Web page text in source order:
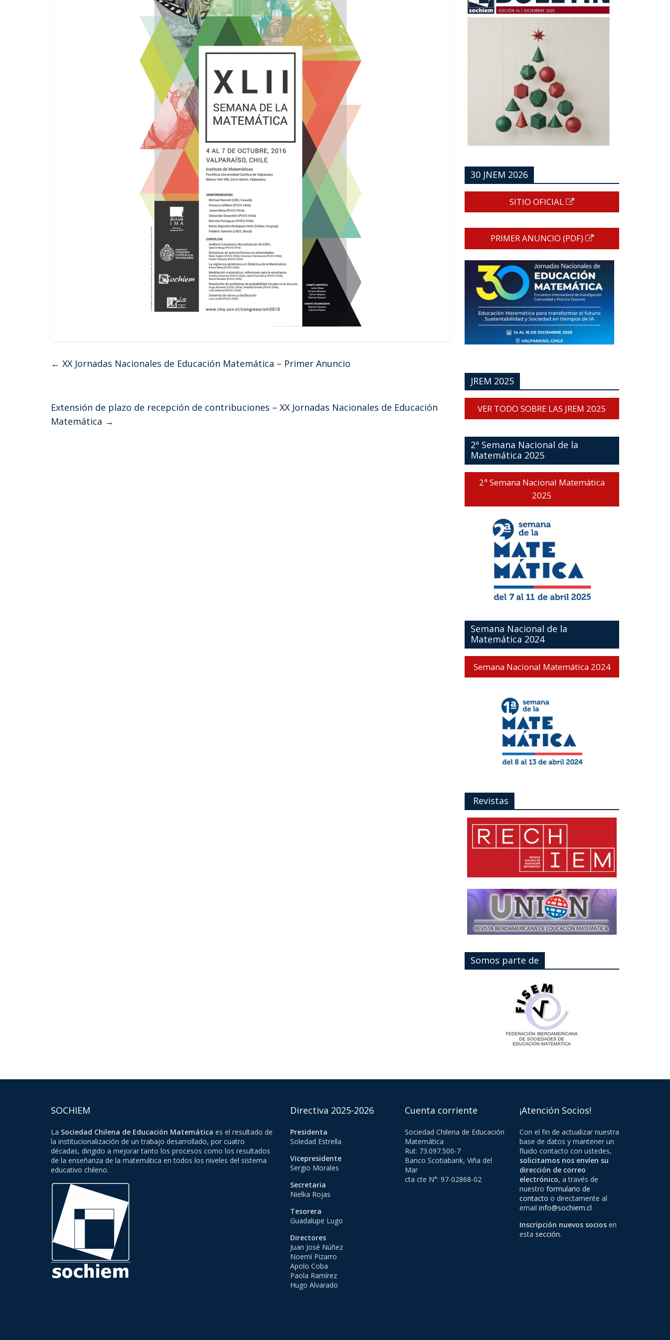
← XX Jornadas Nacionales de Educación Matemática – Primer Anuncio
Extensión de plazo de recepción de contribuciones – XX Jornadas Nacionales de Educación
Matemática →
30 JNEM 2026
SITIO OFICIAL
PRIMER ANUNCIO (PDF)
JREM 2025
VER TODO SOBRE LAS JREM 2025
2ª Semana Nacional de la
Matemática 2025
2ª Semana Nacional Matemática
2025
Semana Nacional de la
Matemática 2024
Semana Nacional Matemática 2024
Revistas
Somos parte de
SOCHIEM
La Sociedad Chilena de Educación Matemática es el resultado de
la institucionalización de un trabajo desarrollado, por cuatro
décadas, dirigido a mejorar tanto los procesos como los resultados
de la enseñanza de la matemática en todos los niveles del sistema
educativo chileno.
Directiva 2025-2026
Presidenta
Soledad Estrella
Vicepresidente
Sergio Morales
Secretaria
Nielka Rojas
Tesorera
Guadalupe Lugo
Directores
Juan José Núñez
Noemí Pizarro
Apolo Coba
Paola Ramírez
Hugo Alvarado
Cuenta corriente
Sociedad Chilena de Educación
Matemática
Rut: 73.097.500-7
Banco Scotiabank, Viña del
Mar
cta cte N°: 97-02868-02
¡Atención Socios!
Con el fin de actualizar nuestra
base de datos y mantener un
fluido contacto con ustedes,
solicitamos nos envíen su
dirección de correo
electrónico, a través de
nuestro formulario de
contacto o directamente al
email info@sochiem.cl
Inscripción nuevos socios en
esta sección.